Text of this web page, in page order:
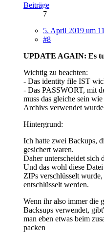
Beiträge
7
5. April 2019 um
#8
UPDATE AGAIN: Es
Wichtig zu beachten:
- Das identity file IST
- Das PASSWORT, mit
muss das gleiche sein
Archivs verwendet
Hintergrund:
Ich hatte zwei Backups,
gesichert waren.
Daher unterscheidet sich
Und das wohl diese
ZIPs verschlüsselt
entschlüsselt werden.
Wenn ihr also immer die
Backsups verwendet,
man eben etwas beim
packen